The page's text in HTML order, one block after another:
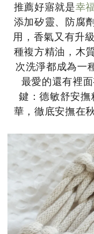
推薦好寤就是幸
添加矽靈、防腐
用，香氣又有升
種複方精油，木
次洗淨都成為一
最愛的還有裡
鍵：德敏舒安
華，徹底安撫在